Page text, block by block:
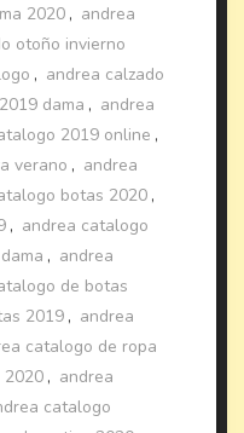
2020 , andrea
otoño invierno
, andrea calzado
dama , andrea
2019 online ,
verano , andrea
botas 2020 ,
, andrea catalogo
, andrea
de botas
2019 , andrea
catalogo de ropa
2020 , andrea
catalogo